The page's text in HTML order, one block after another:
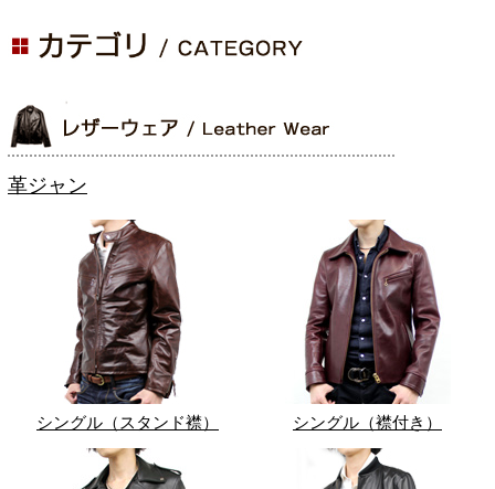
革ジャン
シングル（スタンド襟） シングル（襟付き）